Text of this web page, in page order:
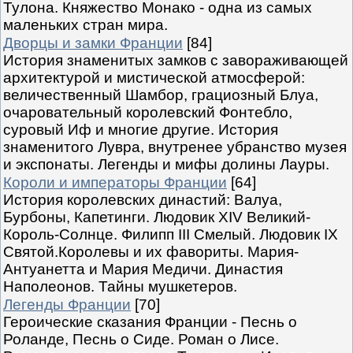
Тулона. Княжество Монако - одна из самых
маленьких стран мира.
Дворцы и замки Франции [84]
История знаменитых замков с завораживающей
архитектурой и мистической атмосферой:
величественный Шамбор, грациозный Блуа,
очаровательный королевский Фонтебло,
суровый Иф и многие другие. История
знаменитого Лувра, внутренее убранство музея
и экспонаты. Легенды и мифы долины Лауры.
Короли и императоры Франции [64]
История королевских династий: Валуа,
Бурбоны, Капетинги. Людовик XIV Великий-
Король-Солнце. Филипп III Смелый. Людовик IX
Святой.Королевы и их фавориты. Мария-
Антуанетта и Мария Медичи. Династия
Наполеонов. Тайны мушкетеров.
Легенды Франции [70]
Героические сказания Франции - Песнь о
Роланде, Песнь о Сиде. Роман о Лисе.